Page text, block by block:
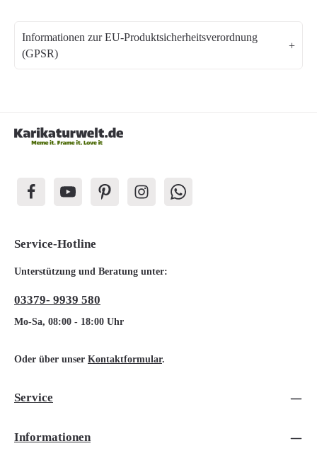
Informationen zur EU-Produktsicherheitsverordnung
(GPSR)
Service-Hotline
Unterstützung und Beratung unter:
03379- 9939 580
Mo-Sa, 08:00 - 18:00 Uhr
Oder über unser Kontaktformular.
Service
Informationen